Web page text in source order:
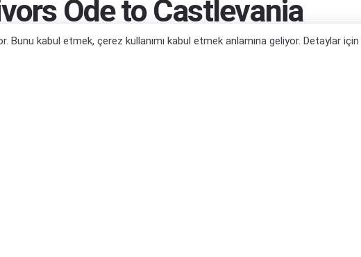
Ode to Castlevania
Bunu kabul etmek, çerez kullanımı kabul etmek anlamına geliyor. Detaylar için